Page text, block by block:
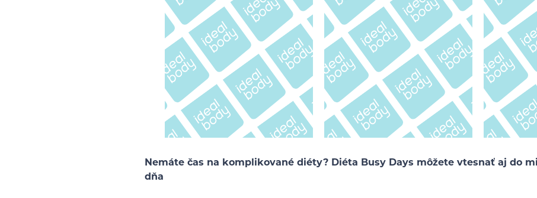
Nemáte čas na komplikované diéty? Diéta Busy Days môžete vtesnať aj do
dňa